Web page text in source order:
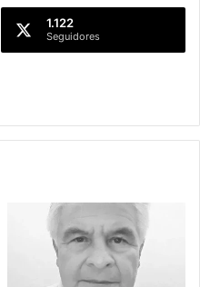
1.122
Seguidores